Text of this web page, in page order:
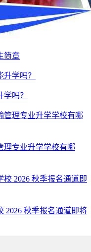
简章
吗？
理专业升学学校有哪
2026 秋季报名通道即将